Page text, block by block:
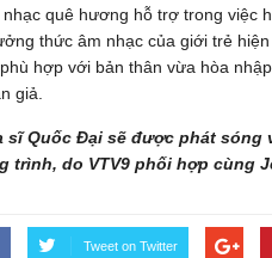
quê hương hỗ trợ trong việc
thức âm nhạc của giới trẻ
hợp với bản thân vừa hòa
giả.
sĩ Quốc Đại sẽ được phát sóng
trình, do VTV9 phối hợp cùng
Tweet on Twitter